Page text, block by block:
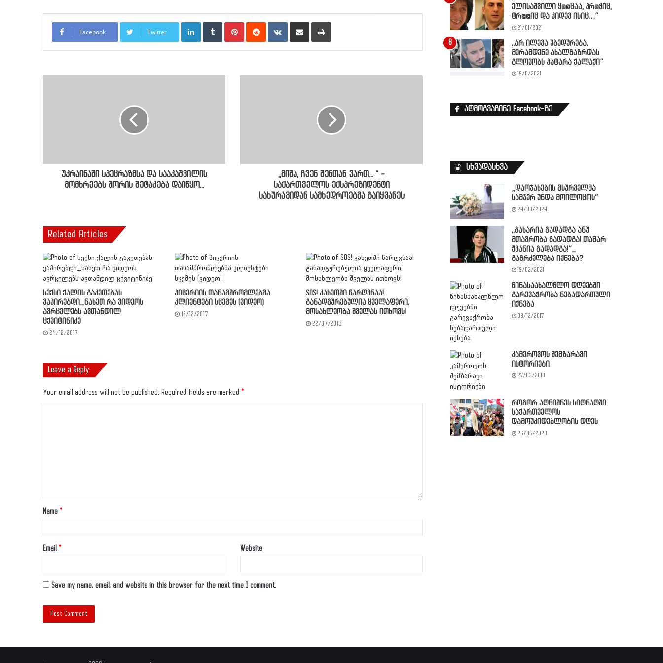
Facebook Twitter
LinkedInTumblr PinterestReddit VKontakteShare via Email Print
უკრაინაში სპეცრაზმსა და სააკაშვილის
მომხრეებს შორის შეტაკება დაიწყო...
,,მიშა, ჩვენ შენთან ვართ... " -
საქართველოს ექსპრეზიდენტი
სახურავიდან სამხედროებმა გაიყვანეს
Related Articles
სექსი ქალის გაკეთებას
ვაპირებდი_ნახეთ რა ვიდეოს
ავრცელებს ავთანდილ
ცქვიტინიძე
24/12/2017
პიცერიის თანამშრომლებმა
კლიენტები სცემეს (ვიდეო)
16/12/2017
SOS! კახეთში წარღვნაა!
განადგურებულია ყველაფერი,
მოსახლეობა შველას ითხოვს!
22/07/2018
Leave a Reply
Your email address will not be published. Required fields are marked *
Name *
Email * Website
Save my name, email, and website in this browser for the next time I comment.
ელისაშვილი ყ@@ცაა, პრ@ჭიც,
ტრ@@იც და კიდევ ისიც…”
21/01/2021
,,არ ილევა უბედურება,
მერამდენე ახალგაზრდას
გლოვობს პატარა ქალაქი”
15/11/2021
აღმოგვაჩინე Facebook-ზე
სხვადასხვა
„დაოჯახების მსურველმა
სამჯერ უნდა მოილოცოს“
24/09/2024
,,გახარია გადადგა ანუ
მთავრობა გადადგა! თამარ
ჟვანია გადადგა!”_
გაგრძელება იქნება?
19/02/2021
წინასაახალწლო დღეებში
გარევაჭრობა ნებადართული
იქნება
08/12/2017
კამეროვოს შემზარავი
ისტორიები
27/03/2018
როგორ აღნიშნეს სიღნაღში
საქართველოს
დამოუკიდებლობის დღეს
26/05/2023